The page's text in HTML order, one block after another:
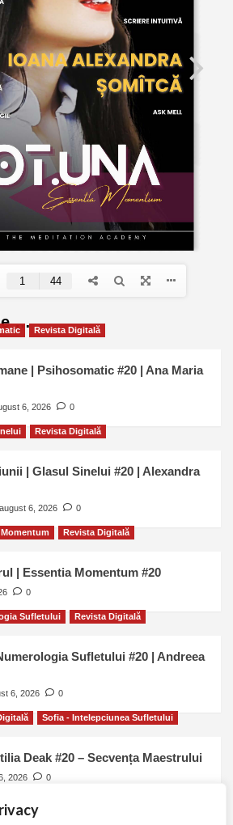
… Revista Digitală
| Psihosomatic #20 | Ana Maria
6, 2026 0
Revista Digitală
| Glasul Sinelui #20 | Alexandra
august 6, 2026 0
Revista Digitală
| Essentia Momentum #20
0
Sufletului Revista Digitală
Sufletului #20 | Andreea
6, 2026 0
Sofia - Intelepciunea Sufletului
Deak #20 – Secvența Maestrului
2026 0